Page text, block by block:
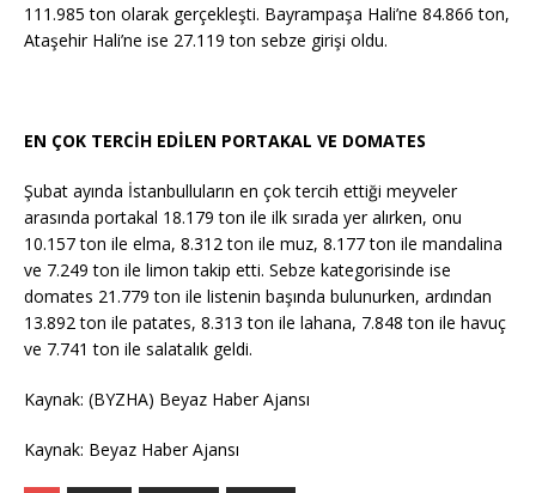
111.985 ton olarak gerçekleşti. Bayrampaşa Hali’ne 84.866 ton,
Ataşehir Hali’ne ise 27.119 ton sebze girişi oldu.
EN ÇOK TERCİH EDİLEN PORTAKAL VE DOMATES
Şubat ayında İstanbulluların en çok tercih ettiği meyveler
arasında portakal 18.179 ton ile ilk sırada yer alırken, onu
10.157 ton ile elma, 8.312 ton ile muz, 8.177 ton ile mandalina
ve 7.249 ton ile limon takip etti. Sebze kategorisinde ise
domates 21.779 ton ile listenin başında bulunurken, ardından
13.892 ton ile patates, 8.313 ton ile lahana, 7.848 ton ile havuç
ve 7.741 ton ile salatalık geldi.
Kaynak: (BYZHA) Beyaz Haber Ajansı
Kaynak: Beyaz Haber Ajansı